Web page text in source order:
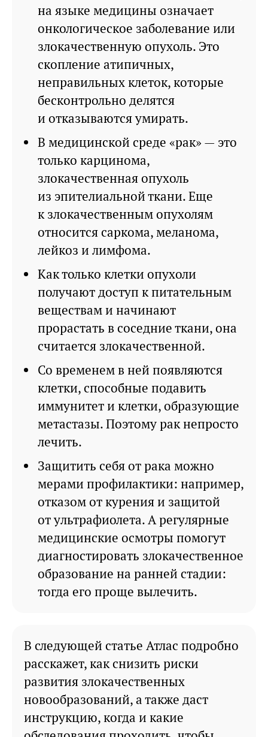
на языке медицины означает
онкологическое заболевание или
злокачественную опухоль. Это
скопление атипичных,
неправильных клеток, которые
бесконтрольно делятся
и отказываются умирать.
В медицинской среде «рак» — это
только карцинома,
злокачественная опухоль
из эпителиальной ткани. Еще
к злокачественным опухолям
относится саркома, меланома,
лейкоз и лимфома.
Как только клетки опухоли
получают доступ к питательным
веществам и начинают
прорастать в соседние ткани, она
считается злокачественной.
Со временем в ней появляются
клетки, способные подавить
иммунитет и клетки, образующие
метастазы. Поэтому рак непросто
лечить.
Защитить себя от рака можно
мерами профилактики: например,
отказом от курения и защитой
от ультрафиолета. А регулярные
медицинские осмотры помогут
диагностировать злокачественное
образование на ранней стадии:
тогда его проще вылечить.
В следующей статье Атлас подробно
расскажет, как снизить риски
развития злокачественных
новообразований, а также даст
инструкцию, когда и какие